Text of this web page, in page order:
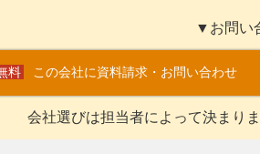
▼お問い
この会社に資料請求・お問い合わせ
会社選びは担当者によって決まり